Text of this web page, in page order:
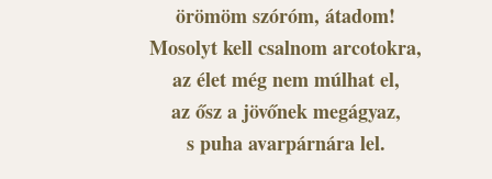
örömöm szóróm, átadom!
Mosolyt kell csalnom arcotokra,
az élet még nem múlhat el,
az ősz a jövőnek megágyaz,
s puha avarpárnára lel.